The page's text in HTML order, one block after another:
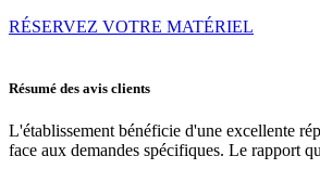
RÉSERVEZ VOTRE MATÉRIEL
Résumé des avis clients
L'établissement bénéficie d'une excellente
face aux demandes spécifiques. Le rapport